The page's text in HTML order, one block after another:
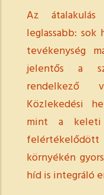
Az
leglassabb:
tevékenység
jelentős a
rendelkező
Közlekedési
mint a keleti
környékén
híd is integráló